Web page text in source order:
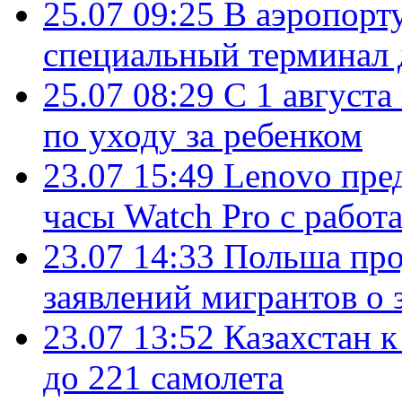
25.07 09:25 В
специальный терминал
25.07 08:29 С 1
по уходу за ребенком
23.07 15:49 Lenovo
часы Watch Pro с
23.07 14:33 Польша
заявлений мигрантов
23.07 13:52 Казахстан
до 221 самолета